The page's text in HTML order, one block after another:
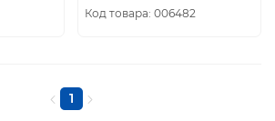
Код товара: 006482
1